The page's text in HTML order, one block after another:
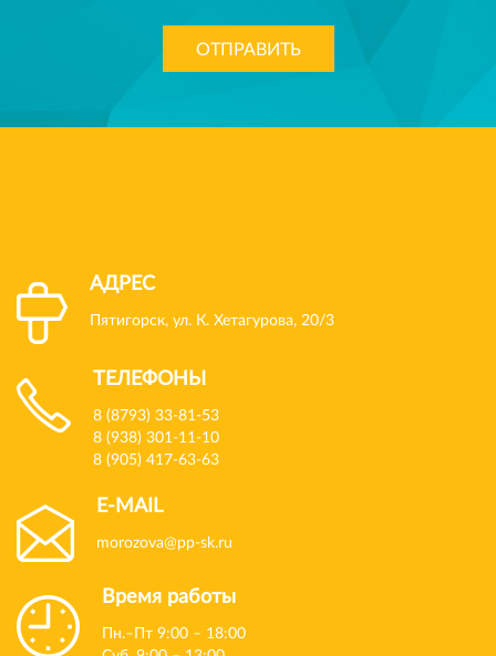
ОТПРАВИТЬ
АДРЕС
Пятигорск, ул. К. Хетагурова, 20/3
ТЕЛЕФОНЫ
8 (8793) 33-81-53
8 (938) 301-11-10
8 (905) 417-63-63
E-MAIL
morozova@pp-sk.ru
Время работы
Пн.–Пт 9:00 – 18:00